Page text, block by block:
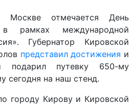
отмечается День
рамках международной
Губернатор Кировской
представил достижения и
подарил путевку 650-му
сегодня на наш стенд.
городу Кирову и Кировской